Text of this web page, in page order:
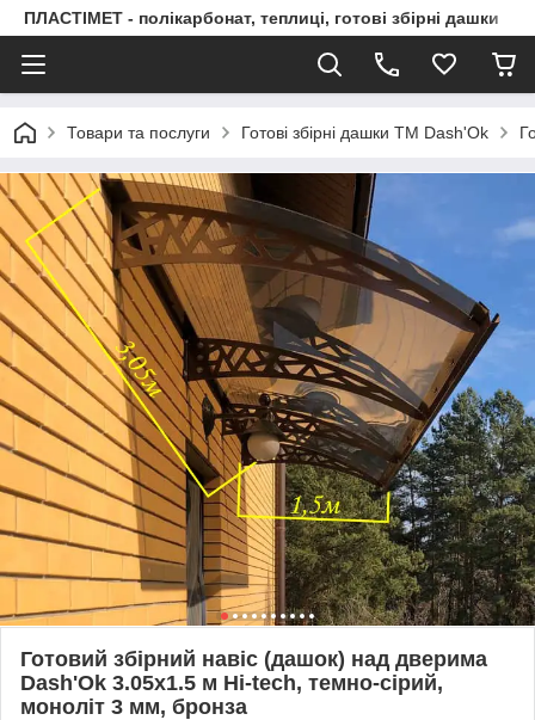
ПЛАСТІМЕТ - полікарбонат, теплиці, готові збірні дашки
Товари та послуги Готові збірні дашки ТМ Dash'Ok
Готовий збірний навіс (дашок) над дверима
Dash'Ok 3.05x1.5 м Hi-tech, темно-сірий,
моноліт 3 мм, бронза